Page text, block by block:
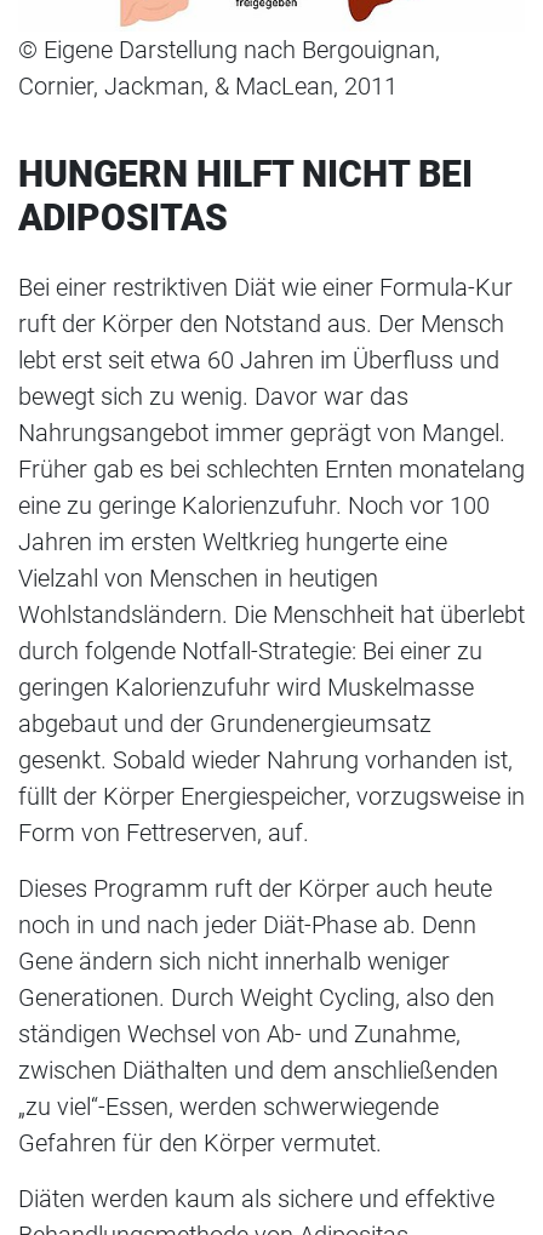
© Eigene Darstellung nach Bergouignan,
Cornier, Jackman, & MacLean, 2011
HUNGERN HILFT NICHT BEI
ADIPOSITAS
Bei einer restriktiven Diät wie einer Formula-Kur
ruft der Körper den Notstand aus. Der Mensch
lebt erst seit etwa 60 Jahren im Überfluss und
bewegt sich zu wenig. Davor war das
Nahrungsangebot immer geprägt von Mangel.
Früher gab es bei schlechten Ernten monatelang
eine zu geringe Kalorienzufuhr. Noch vor 100
Jahren im ersten Weltkrieg hungerte eine
Vielzahl von Menschen in heutigen
Wohlstandsländern. Die Menschheit hat überlebt
durch folgende Notfall-Strategie: Bei einer zu
geringen Kalorienzufuhr wird Muskelmasse
abgebaut und der Grundenergieumsatz
gesenkt. Sobald wieder Nahrung vorhanden ist,
füllt der Körper Energiespeicher, vorzugsweise in
Form von Fettreserven, auf.
Dieses Programm ruft der Körper auch heute
noch in und nach jeder Diät-Phase ab. Denn
Gene ändern sich nicht innerhalb weniger
Generationen. Durch Weight Cycling, also den
ständigen Wechsel von Ab- und Zunahme,
zwischen Diäthalten und dem anschließenden
„zu viel“-Essen, werden schwerwiegende
Gefahren für den Körper vermutet.
Diäten werden kaum als sichere und effektive